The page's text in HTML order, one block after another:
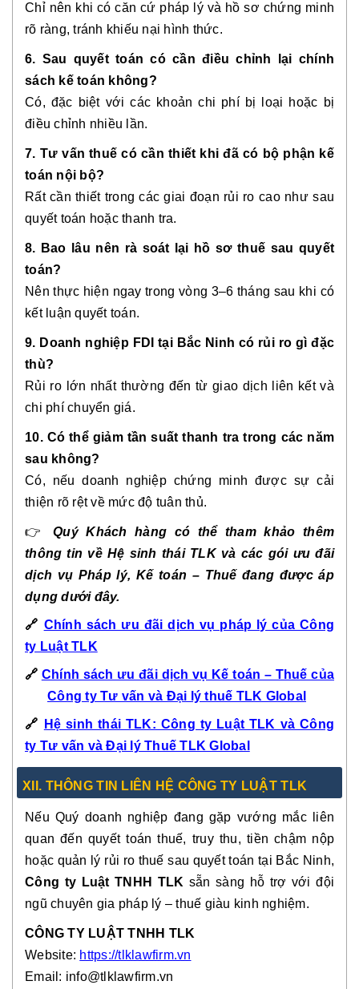
Chỉ nên khi có căn cứ pháp lý và hồ sơ chứng minh
rõ ràng, tránh khiếu nại hình thức.
6. Sau quyết toán có cần điều chỉnh lại chính
sách kế toán không?
Có, đặc biệt với các khoản chi phí bị loại hoặc bị
điều chỉnh nhiều lần.
7. Tư vấn thuế có cần thiết khi đã có bộ phận kế
toán nội bộ?
Rất cần thiết trong các giai đoạn rủi ro cao như sau
quyết toán hoặc thanh tra.
8. Bao lâu nên rà soát lại hồ sơ thuế sau quyết
toán?
Nên thực hiện ngay trong vòng 3–6 tháng sau khi có
kết luận quyết toán.
9. Doanh nghiệp FDI tại Bắc Ninh có rủi ro gì đặc
thù?
Rủi ro lớn nhất thường đến từ giao dịch liên kết và
chi phí chuyển giá.
10. Có thể giảm tần suất thanh tra trong các năm
sau không?
Có, nếu doanh nghiệp chứng minh được sự cải
thiện rõ rệt về mức độ tuân thủ.
👉
Quý Khách hàng có thể tham khảo thêm
thông tin về Hệ sinh thái TLK và các gói ưu đãi
dịch vụ Pháp lý, Kế toán – Thuế đang được áp
dụng dưới đây.
🔗 Chính sách ưu đãi dịch vụ pháp lý của Công
ty Luật TLK
🔗 Chính sách ưu đãi dịch vụ Kế toán – Thuế của
Công ty Tư vấn và Đại lý thuế TLK Global
🔗
Hệ sinh thái TLK: Công ty Luật TLK và Công
ty Tư vấn và Đại lý Thuế TLK Global
XII. THÔNG TIN LIÊN HỆ CÔNG TY LUẬT TLK
Nếu Quý doanh nghiệp đang gặp vướng mắc liên
quan đến quyết toán thuế, truy thu, tiền chậm nộp
hoặc quản lý rủi ro thuế sau quyết toán tại Bắc Ninh,
Công ty Luật TNHH TLK sẵn sàng hỗ trợ với đội
ngũ chuyên gia pháp lý – thuế giàu kinh nghiệm.
CÔNG TY LUẬT TNHH TLK
Website: https://tlklawfirm.vn
Email: info@tlklawfirm.vn